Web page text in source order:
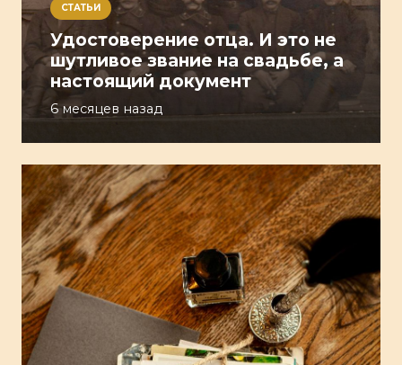
СТАТЬИ
Удостоверение отца. И это не
шутливое звание на свадьбе, а
настоящий документ
6 месяцев назад